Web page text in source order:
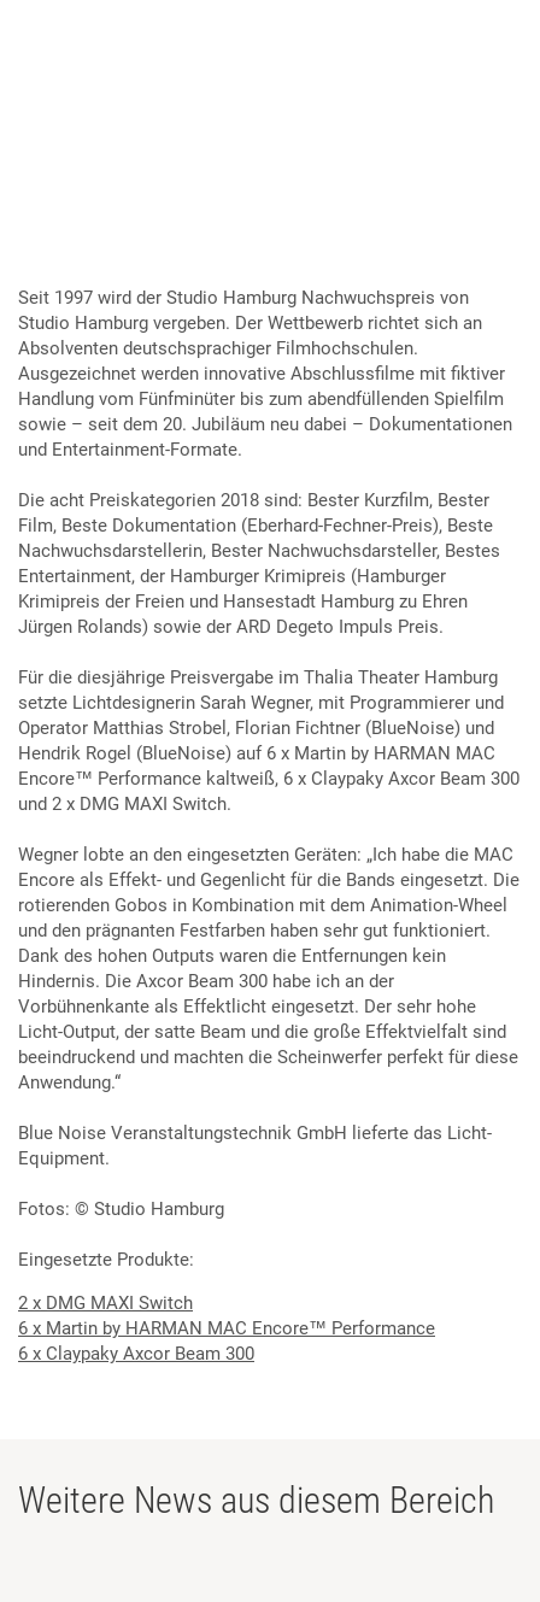
Seit 1997 wird der Studio Hamburg Nachwuchspreis von
Studio Hamburg vergeben. Der Wettbewerb richtet sich an
Absolventen deutschsprachiger Filmhochschulen.
Ausgezeichnet werden innovative Abschlussfilme mit fiktiver
Handlung vom Fünfminüter bis zum abendfüllenden Spielfilm
sowie – seit dem 20. Jubiläum neu dabei – Dokumentationen
und Entertainment-Formate.
Die acht Preiskategorien 2018 sind: Bester Kurzfilm, Bester
Film, Beste Dokumentation (Eberhard-Fechner-Preis), Beste
Nachwuchsdarstellerin, Bester Nachwuchsdarsteller, Bestes
Entertainment, der Hamburger Krimipreis (Hamburger
Krimipreis der Freien und Hansestadt Hamburg zu Ehren
Jürgen Rolands) sowie der ARD Degeto Impuls Preis.
Für die diesjährige Preisvergabe im Thalia Theater Hamburg
setzte Lichtdesignerin Sarah Wegner, mit Programmierer und
Operator Matthias Strobel, Florian Fichtner (BlueNoise) und
Hendrik Rogel (BlueNoise) auf 6 x Martin by HARMAN MAC
Encore™ Performance kaltweiß, 6 x Claypaky Axcor Beam 300
und 2 x DMG MAXI Switch.
Wegner lobte an den eingesetzten Geräten: „Ich habe die MAC
Encore als Effekt- und Gegenlicht für die Bands eingesetzt. Die
rotierenden Gobos in Kombination mit dem Animation-Wheel
und den prägnanten Festfarben haben sehr gut funktioniert.
Dank des hohen Outputs waren die Entfernungen kein
Hindernis. Die Axcor Beam 300 habe ich an der
Vorbühnenkante als Effektlicht eingesetzt. Der sehr hohe
Licht-Output, der satte Beam und die große Effektvielfalt sind
beeindruckend und machten die Scheinwerfer perfekt für diese
Anwendung.“
Blue Noise Veranstaltungstechnik GmbH lieferte das Licht-
Equipment.
Fotos: © Studio Hamburg
Eingesetzte Produkte:
2 x DMG MAXI Switch
6 x Martin by HARMAN MAC Encore™ Performance
6 x Claypaky Axcor Beam 300
Weitere News aus diesem Bereich